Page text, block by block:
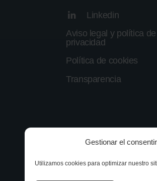
Gestionar el
Utilizamos cookies para optimizar nuestro
Linkedin
Aviso legal y política de
privacidad
Política de cookies
Transparencia